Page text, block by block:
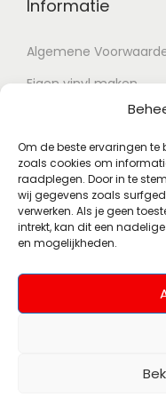
Om de beste ervaringen te
zoals cookies om
raadplegen. Door in te
wij gegevens zoals
verwerken. Als je geen
intrekt, kan dit een
en mogelijkheden.
Informatie
Algemene
Eigen vinyl maken
Retour voorwaarden
Contact
Account
Mijn account
Wenslijst